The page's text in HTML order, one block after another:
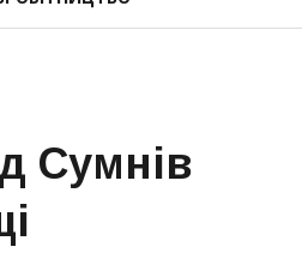
Сумнів